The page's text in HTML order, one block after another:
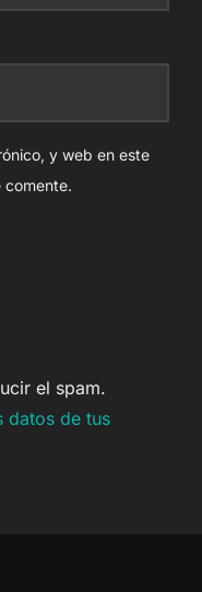
y web en este
comente.
el spam.
datos de tus